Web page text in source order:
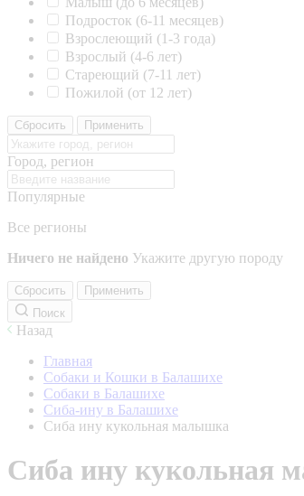
Подросток (6-11 месяцев)
Взрослеющий (1-3 года)
Взрослый (4-6 лет)
Стареющий (7-11 лет)
Пожилой (от 12 лет)
Сбросить Применить
Город, регион
Популярные
Все регионы
Ничего не найдено Укажите другую породу
Сбросить
Применить
Поиск
Назад
Главная
Собаки и Кошки в Балашихе
Собаки в Балашихе
Сиба-ину в Балашихе
Сиба ину кукольная малышка
Сиба ину кукольная